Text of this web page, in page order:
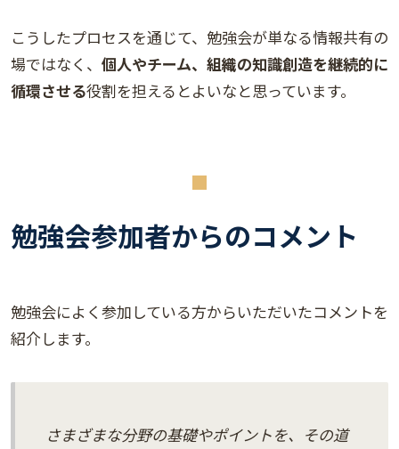
こうしたプロセスを通じて、勉強会が単なる情報共有の
場ではなく、 個人やチーム、組織の知識創造を継続的に
循環させる役割を担えるとよいなと思っています。
勉強会参加者からのコメント
勉強会によく参加している方からいただいたコメントを
紹介します。
さまざまな分野の基礎やポイントを、その道